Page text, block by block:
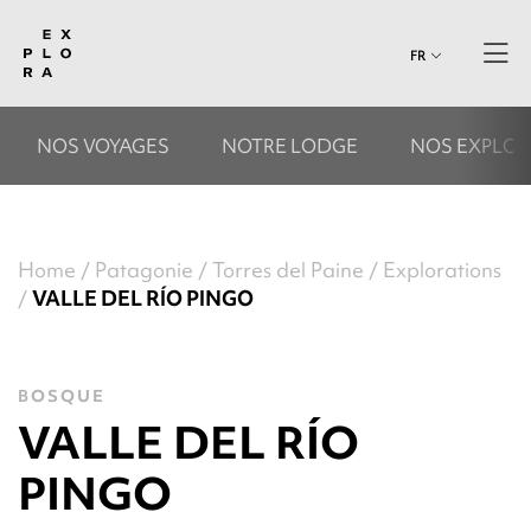
FR
NOS VOYAGES NOTRE LODGE NOS
Home Patagonie Torres del Paine
Explorations
VALLE DEL RÍO PINGO
BOSQUE
VALLE DEL RÍO
PINGO